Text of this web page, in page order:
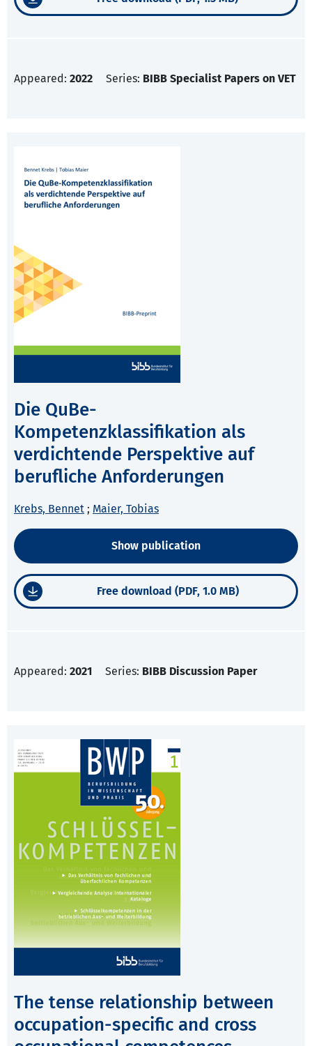
Appeared: 2022 Series: BIBB Specialist Papers on VET
Die QuBe-
Kompetenzklassifikation als
verdichtende Perspektive auf
berufliche Anforderungen
Krebs, Bennet ; Maier, Tobias
Show publication
Free download (PDF, 1.0 MB)
Appeared: 2021 Series: BIBB Discussion Paper
The tense relationship between
occupation-specific and cross